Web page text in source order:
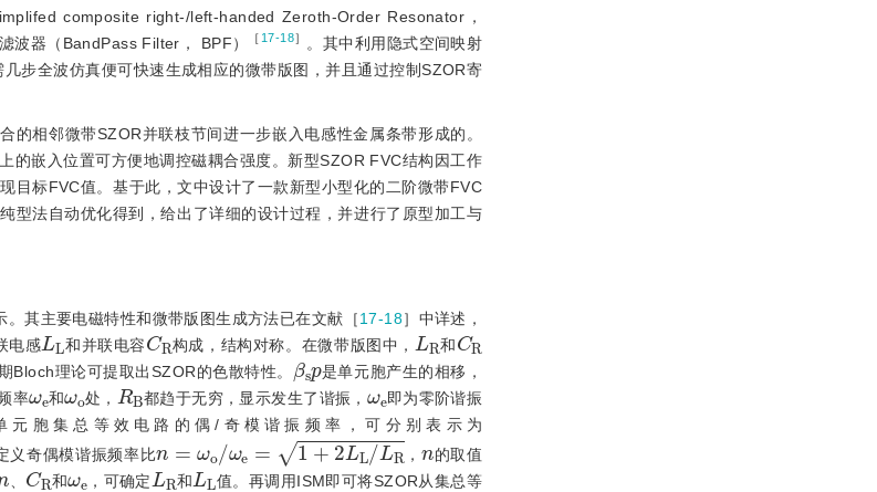
composite right-/left-handed Zeroth-Order Resonator，
波器（BandPass Filter， BPF） ［ 17-18］
。其中利用隐式空间映射
步全波仿真便可快速生成相应的微带版图，并且通过控制SZOR寄
相邻微带SZOR并联枝节间进一步嵌入电感性金属条带形成的。
的嵌入位置可方便地调控磁耦合强度。新型SZOR FVC结构因工作
目标FVC值。基于此，文中设计了一款新型小型化的二阶微带FVC
型法自动优化得到，给出了详细的设计过程，并进行了原型加工与
。其主要电磁特性和微带版图生成方法已在文献［17-18］中详述，
电感
LL
和并联电容
CR
构成，结构对称。在微带版图中，
L R
和
CR
Bloch理论可提取出SZOR的色散特性。
βsp
是单元胞产生的相移，
率
e
和
ωo
处，
RB
都趋于无穷，显示发生了谐振，
ωe
即为零阶谐振
元胞集总等效电路的偶/奇模谐振频率，可分别表示为
义奇偶模谐振频率比
ω 2LL/LR
，
的取值
、
CR
和
ωe
，可确定
L R
和
L L
值。再调用ISM即可将SZOR从集总等